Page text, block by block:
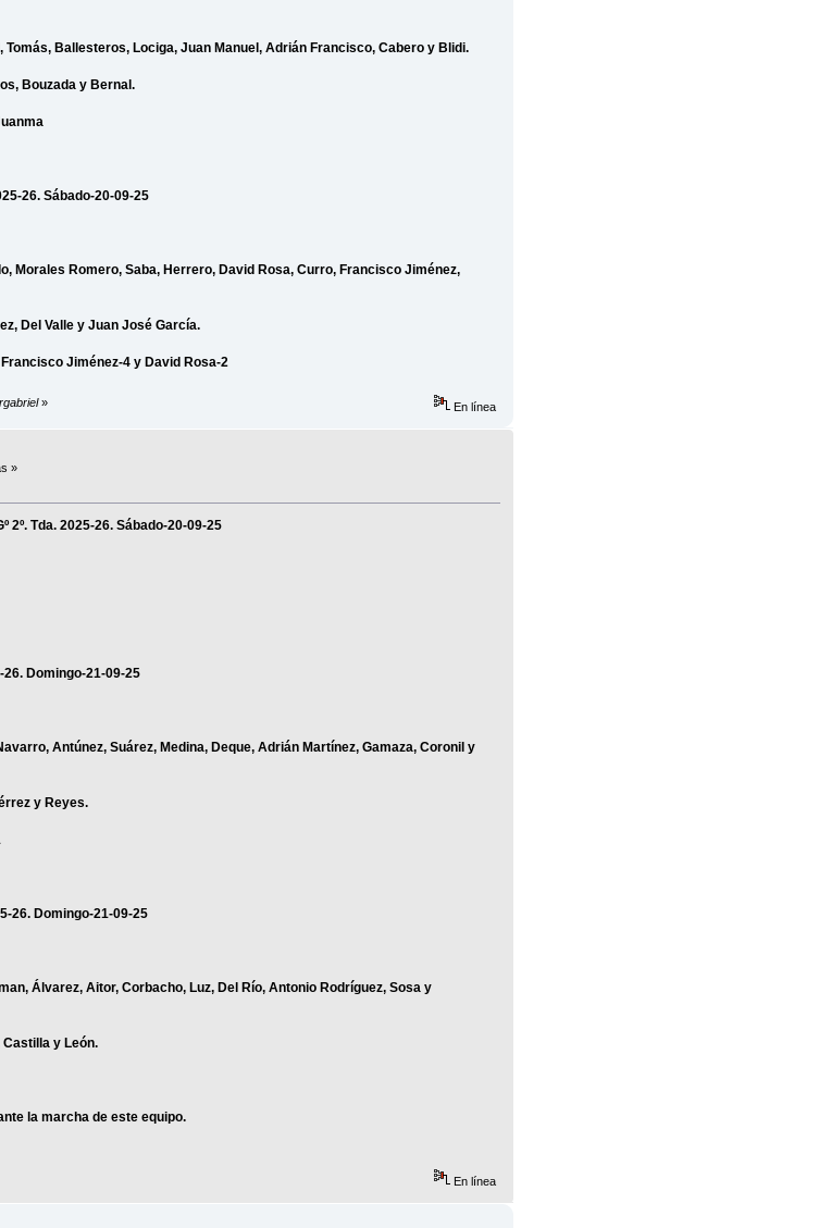
Tomás, Ballesteros, Lociga, Juan Manuel, Adrián Francisco, Cabero y Blidi.
Bouzada y Bernal.
26. Sábado-20-09-25
Morales Romero, Saba, Herrero, David Rosa, Curro, Francisco Jiménez,
Del Valle y Juan José García.
Jiménez-4 y David Rosa-2
» En línea
»
2º. Tda. 2025-26. Sábado-20-09-25
26. Domingo-21-09-25
Antúnez, Suárez, Medina, Deque, Adrián Martínez, Gamaza, Coronil y
y Reyes.
26. Domingo-21-09-25
Álvarez, Aitor, Corbacho, Luz, Del Río, Antonio Rodríguez, Sosa y
y León.
la marcha de este equipo.
En línea